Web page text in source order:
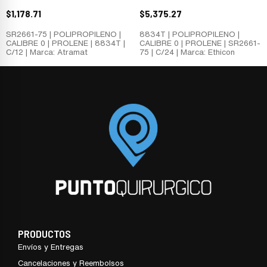
$1,178.71
SR2661-75 | POLIPROPILENO |
CALIBRE 0 | PROLENE | 8834T |
C/12 | Marca: Atramat
$5,375.27
8834T | POLIPROPILENO |
CALIBRE 0 | PROLENE | SR2661-
75 | C/24 | Marca: Ethicon
PRODUCTOS
Envíos y Entregas
Cancelaciones y Reembolsos